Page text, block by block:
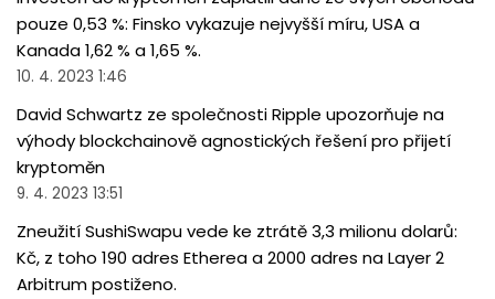
pouze 0,53 %: Finsko vykazuje nejvyšší míru, USA a
Kanada 1,62 % a 1,65 %.
10. 4. 2023 1:46
David Schwartz ze společnosti Ripple upozorňuje na
výhody blockchainově agnostických řešení pro přijetí
kryptoměn
9. 4. 2023 13:51
Zneužití SushiSwapu vede ke ztrátě 3,3 milionu dolarů:
Kč, z toho 190 adres Etherea a 2000 adres na Layer 2
Arbitrum postiženo.